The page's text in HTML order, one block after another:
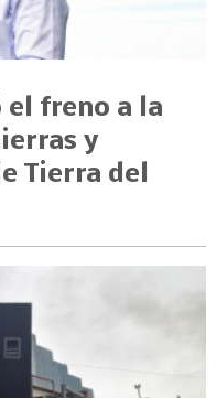
el freno a la
y
Tierra del